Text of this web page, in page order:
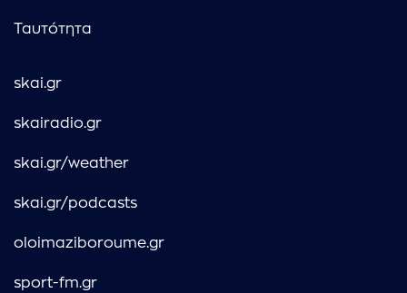
Ταυτότητα
skai.gr
skairadio.gr
skai.gr/weather
skai.gr/podcasts
oloimaziboroume.gr
sport-fm.gr